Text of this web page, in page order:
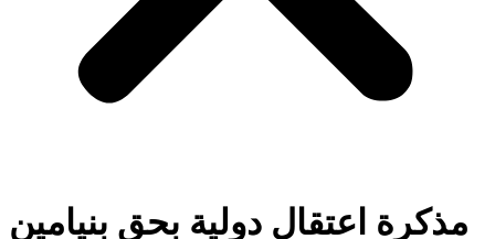
مذكرة اعتقال دولية بحق بنيامين